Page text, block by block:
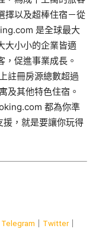
擇以及超棒住宿－從
是全球最大
大小小的企業皆適
促進事業成長。
註冊房源總數超過
及其他特色住宿。
都為你準
，就是要讓你玩得
Telegram Twitter｜